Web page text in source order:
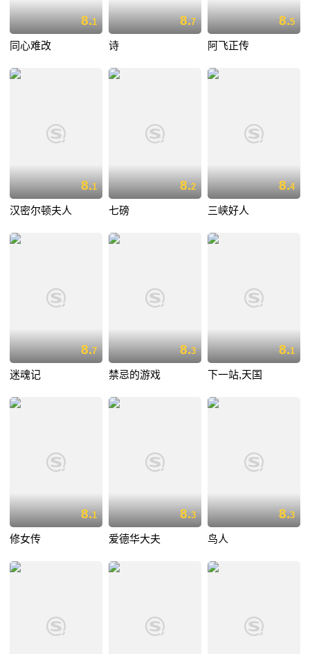
8.1
同心难改
8.7
诗
8.5
阿飞正传
8.1
汉密尔顿夫人
8.2
七磅
8.4
三峡好人
8.7
迷魂记
8.3
禁忌的游戏
8.1
下一站,天国
8.1
修女传
8.3
爱德华大夫
8.3
鸟人